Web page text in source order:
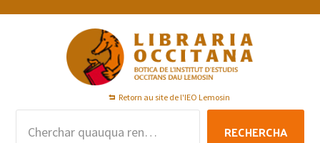
Skip
Skip
Skip
Retorn au site de l'IEO Lemosin
RECHERCHA